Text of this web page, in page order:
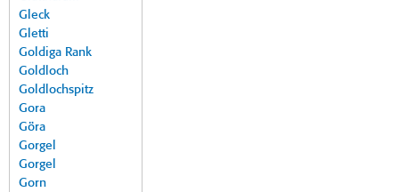
Gleck
Gletti
Goldiga Rank
Goldloch
Goldlochspitz
Gora
Göra
Gorgel
Gorgel
Gorn